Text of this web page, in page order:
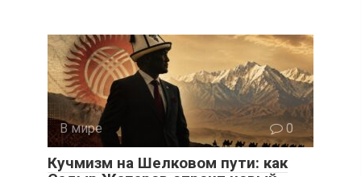
В мире 0
Кучмизм на Шелковом пути: как